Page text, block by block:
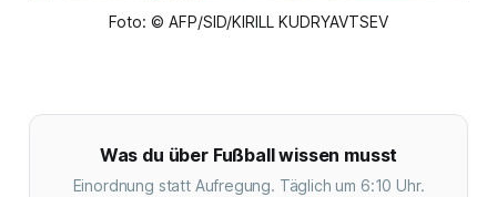
Foto: © AFP/SID/KIRILL KUDRYAVTSEV
Was du über Fußball wissen musst
Einordnung statt Aufregung. Täglich um 6:10 Uhr.